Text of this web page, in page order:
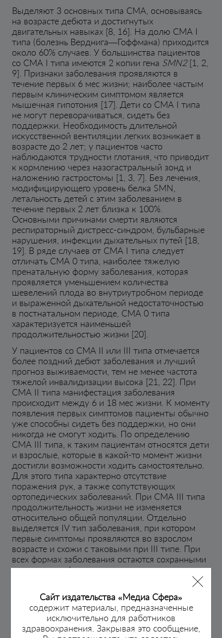
Сайт издательства «Медиа Сфера»
содержит материалы, предназначенные
исключительно для работников
здравоохранения. Закрывая это сообщение,
Выделяют 3 основных типа СМА, основываясь
на возрасте дебюта и достигнутых
двигательных навыках [8, 16]. На долю СМА I
типа (болезнь Верднига—Гоффмана) приходится
около 60% случаев. У большинства пациентов
со СМА I типа имеются 2 копии гена SMN2[1, 2,
9]. Признаки заболевания проявляются в
течение первых 6 мес жизни; наиболее частым
первым клиническим симптомом является
мышечная гипотония [17]. Дети со СМА I типа
не могут переворачиваться, сидеть без
поддержки. Необходимость длительной
искусственной вентиляции легких возникает в
возрасте до 2 лет; у пациентов часто
наблюдаются трудности глотания, что приводит
к кормлению через назогастральный зонд и
наложению гастростомы [1, 3, 7]. Без лечения,
модифицирующего уровень белка SMN,
летальность детей с этим заболеванием в
течение первых 2 лет близка к 100%.
Основными причинами смерти являются
респираторный дистресс-синдром, бульбарные
нарушения, инфекции дыхательных путей [18,
19]. В ряде случаев от СМА I типа следует
отличать СМА 0 типа, наиболее тяжелую
пренатальную форму заболевания, которая
проявляется уменьшением количества
шевелений плода во внутриутробном периоде
и выраженной дыхательной недостаточностью
в постнатальном периоде, СМА 0 типа
характеризуется наименьшей
продолжительностью жизни [20].
У пациентов со СМА II или III типа отмечается
более поздний дебют заболевания и лучший
прогноз выживаемости, тем не менее частота
тяжелой инвалидизации высока [21, 22]. При
СМА II типа манифестация заболевания
происходит между 6 и 18 мес жизни. К моменту
появления первых симптомов пациенты обычно
уже способны сидеть без поддержки, но они
никогда не смогут ходить. По определению
СМА III типа, к таким пациентам относятся дети
и взрослые, которые в какой-то момент жизни
достигли возможности ходить самостоятельно.
Для этого типа характерно отсутствие
поражения рук, а также сопутствующих
ортопедических заболеваний. При СМА III типа
продолжительность жизни не изменяется
относительно общей популяции. Отдельно
выделяется IV тип заболевания, при котором
первые симптомы проявляются во взрослом
возрасте и схожи с таковыми при III типе. При
всех формах заболевания остаются сохранными
когнитивные функции.
повышению уровня белка SMN, стало
прорывом в лечении СМА. До этого
единственным методом лечения была
поддерживающая или паллиативная терапия.